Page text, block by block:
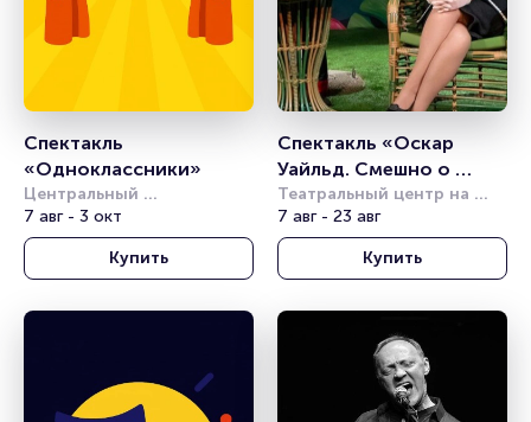
Спектакль
«Одноклассники»
Центральный
академический театр
Российской Армии
7 авг - 3 окт
Купить
Спектакль «Оскар
Уайльд. Смешно о
серьёзном»
Театральный центр на
Страстном
7 авг - 23 авг
Купить